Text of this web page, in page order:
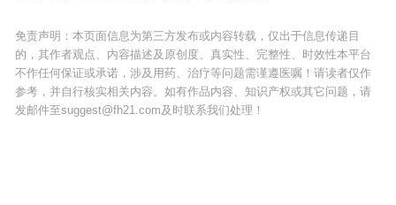
免责声明：本页面信息为第三方发布或内容转载，仅出于信息传递目
的，其作者观点、内容描述及原创度、真实性、完整性、时效性本平台
不作任何保证或承诺，涉及用药、治疗等问题需谨遵医嘱！请读者仅作
参考，并自行核实相关内容。如有作品内容、知识产权或其它问题，请
发邮件至suggest@fh21.com及时联系我们处理！